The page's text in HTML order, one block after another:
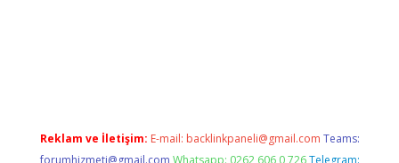
Reklam ve İletişim: E-mail: backlinkpaneli@gmail.com Teams:
forumhizmeti@gmail.com Whatsapp: 0262 606 0 726 Telegram: